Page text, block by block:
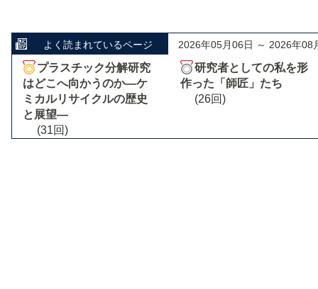
よく読まれているページ 2026年05月06日 ～ 2026年08
プラスチック分解研究
はどこへ向かうのか―ケ
ミカルリサイクルの歴史
と展望―
(31回)
研究者としての私を形
作った「師匠」たち
(26回)